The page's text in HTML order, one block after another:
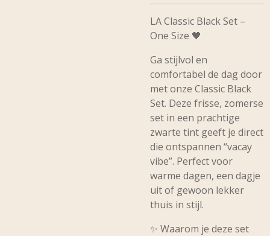
LA Classic Black Set –
One Size 🖤
Ga stijlvol en
comfortabel de dag door
met onze Classic Black
Set. Deze frisse, zomerse
set in een prachtige
zwarte tint geeft je direct
die ontspannen “vacay
vibe”. Perfect voor
warme dagen, een dagje
uit of gewoon lekker
thuis in stijl.
✨ Waarom je deze set